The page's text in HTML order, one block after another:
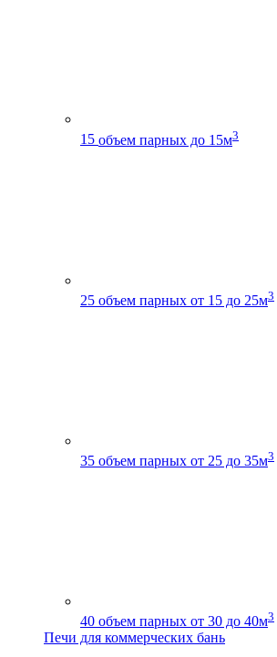
15 объем парных до 15м3
25 объем парных от 15 до 25м3
35 объем парных от 25 до 35м3
40 объем парных от 30 до 40м3
Печи для коммерческих бань